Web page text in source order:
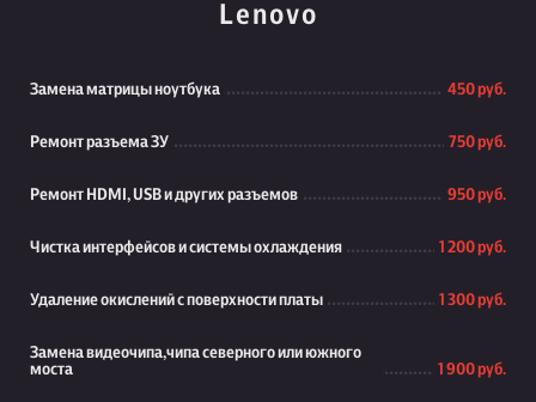
Lenovo
Замена матрицы ноутбука 450 руб.
Ремонт разъема ЗУ 750 руб.
Ремонт HDMI, USB и других разъемов 950 руб.
Чистка интерфейсов и системы охлаждения 1 200 руб.
Удаление окислений с поверхности платы 1 300 руб.
Замена видеочипа,чипа северного или южного
моста
1 900 руб.